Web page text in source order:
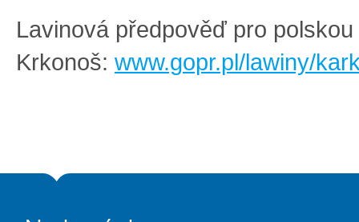
Lavinová předpověď pro
Krkonoš: www.gopr.pl/lawiny/